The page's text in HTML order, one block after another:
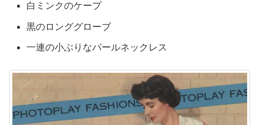
白ミンクのケープ
黒のロンググローブ
一連の小ぶりなパールネックレス